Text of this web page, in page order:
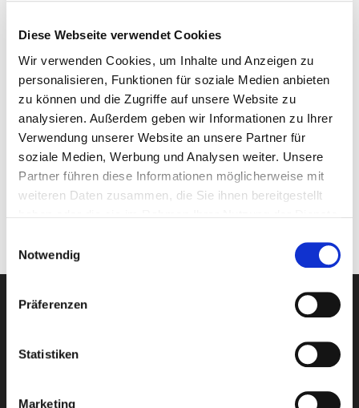
Diese Webseite verwendet Cookies
Wir verwenden Cookies, um Inhalte und Anzeigen zu
personalisieren, Funktionen für soziale Medien anbieten
zu können und die Zugriffe auf unsere Website zu
analysieren. Außerdem geben wir Informationen zu Ihrer
Verwendung unserer Website an unsere Partner für
soziale Medien, Werbung und Analysen weiter. Unsere
Partner führen diese Informationen möglicherweise mit
weiteren Daten zusammen, die Sie ihnen bereitgestellt
Notwendig
Präferenzen
Statistiken
Marketing